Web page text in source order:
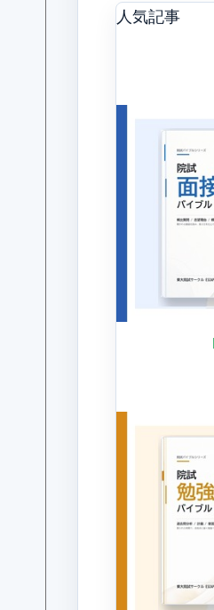
人気記事